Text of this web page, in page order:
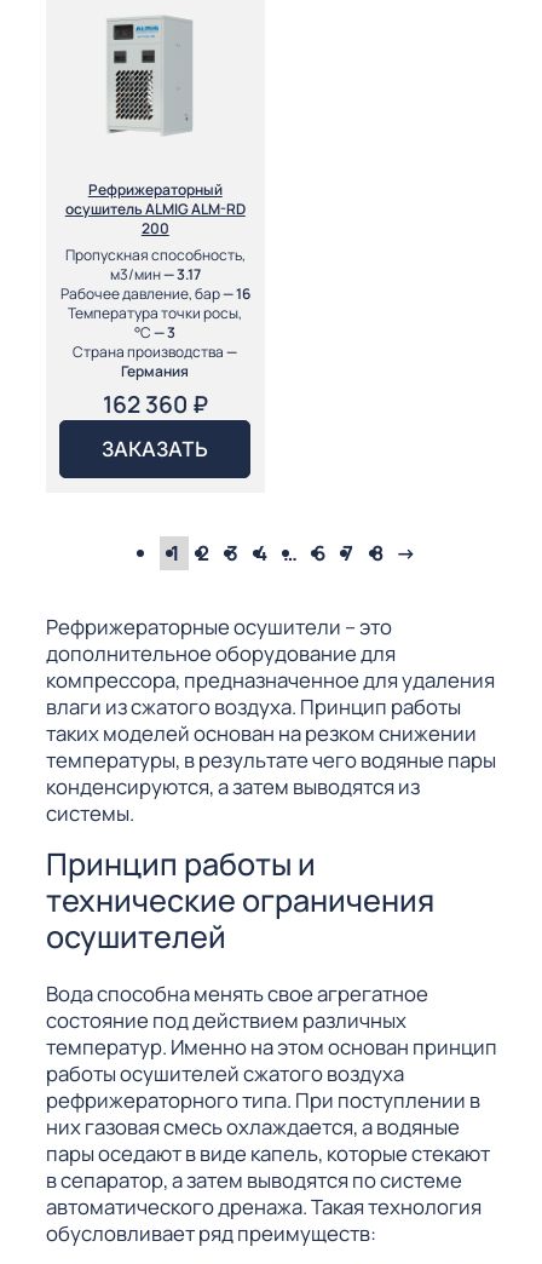
Рефрижераторный
осушитель ALMIG ALM-RD
200
Пропускная способность,
м3/мин— 3.17
Рабочее давление, бар— 16
Температура точки росы,
°С— 3
Страна производства—
Германия
162 360 ₽
ЗАКАЗАТЬ
1 2 3 4 … 6 7 8 →
Рефрижераторные осушители – это
дополнительное оборудование для
компрессора, предназначенное для удаления
влаги из сжатого воздуха. Принцип работы
таких моделей основан на резком снижении
температуры, в результате чего водяные пары
конденсируются, а затем выводятся из
системы.
Принцип работы и
технические ограничения
осушителей
Вода способна менять свое агрегатное
состояние под действием различных
температур. Именно на этом основан принцип
работы осушителей сжатого воздуха
рефрижераторного типа. При поступлении в
них газовая смесь охлаждается, а водяные
пары оседают в виде капель, которые стекают
в сепаратор, а затем выводятся по системе
автоматического дренажа. Такая технология
обусловливает ряд преимуществ: